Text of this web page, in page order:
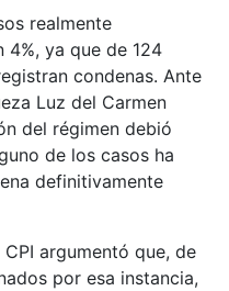
realmente
4%, ya que de 124
condenas. Ante
Luz del Carmen
del régimen debió
de los casos ha
definitivamente
argumentó que, de
por esa instancia,